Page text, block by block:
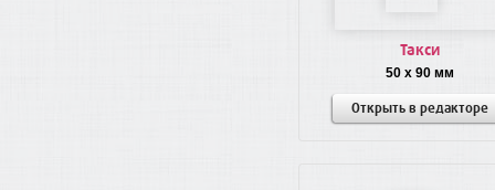
Такси
50 x 90 мм
Открыть в редакторе